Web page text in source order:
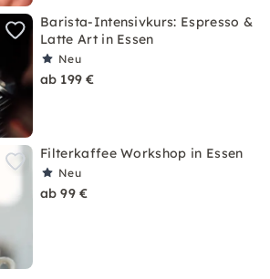
Barista-Intensivkurs: Espresso &
Latte Art in Essen
Neu
ab 199 €
Filterkaffee Workshop in Essen
Neu
ab 99 €